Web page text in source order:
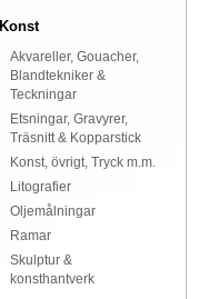
Konst
Akvareller, Gouacher,
Blandtekniker &
Teckningar
Etsningar, Gravyrer,
Träsnitt & Kopparstick
Konst, övrigt, Tryck m.m.
Litografier
Oljemålningar
Ramar
Skulptur &
konsthantverk